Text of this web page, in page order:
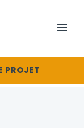
PROJET